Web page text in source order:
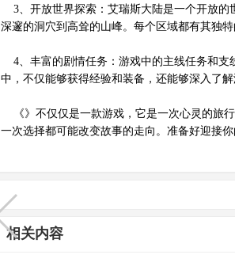
3、开放世界探索：艾瑞斯大陆是一个开放的
深邃的洞穴到高耸的山峰。每个区域都有其独
4、丰富的剧情任务：游戏中的主线任务和支
中，不仅能够获得经验和装备，还能够深入了
《》不仅仅是一款游戏，它是一次心灵的旅
一次选择都可能改变故事的走向。准备好迎接
相关内容